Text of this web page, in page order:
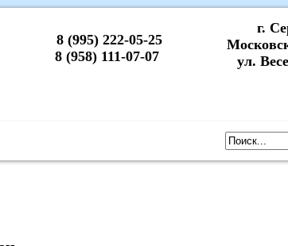
8 (995) 222-05-25
8 (958) 111-07-07
г.
ул.